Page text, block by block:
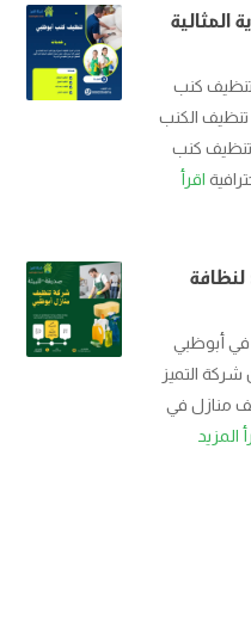
تنظيف كنب
الكنب
تنظيف كنب
اقرأ
أبوظبي
التميز
منازل في
المزيد